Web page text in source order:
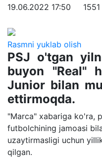
19.06.2022 17:50 1551
Rasmni yuklab olish
PSJ o'tgan
buyon "Real"
Junior bilan
ettirmoqda.
"Marca" xabariga ko'ra,
futbolchining jamoasi
uzaytirmasligi uchun
qilgan.